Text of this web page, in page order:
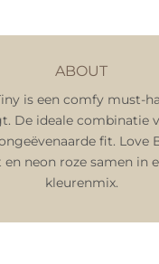
ABOUT
is een comfy must-
De ideale combinatie
fit. Love
neon roze samen in
kleurenmix.